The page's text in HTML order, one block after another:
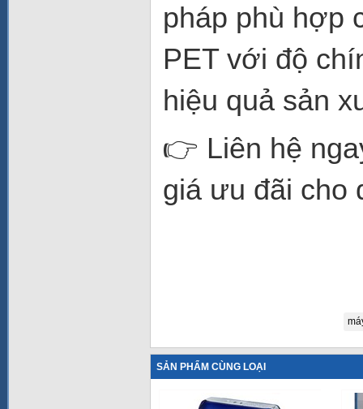
pháp phù hợp
PET với độ
hiệu quả sản
👉 Liên hệ
giá ưu đãi cho
SẢN PHẨM CÙNG LOẠI